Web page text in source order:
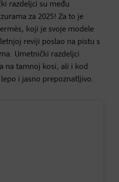
razdeljci su među
za 2025! Za to je
koji je svoje modele
reviji poslao na pistu s
Umetnički razdeljci
na tamnoj kosi, ali i kod
i jasno prepoznatljivo.